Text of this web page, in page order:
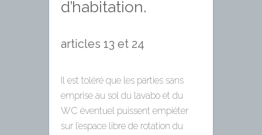
d’habitation.
articles 13 et 24
Il est toléré que les parties sans
emprise au sol du lavabo et du
WC éventuel puissent empiéter
sur l’espace libre de rotation du